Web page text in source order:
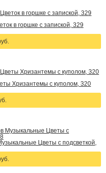
в горшке с запиской, 329
Хризантемы с куполом, 320
Цветы с подсветкой,